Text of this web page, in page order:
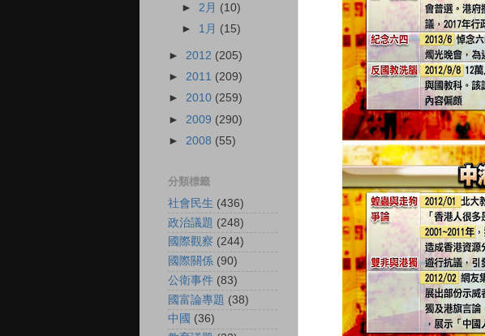
►2月 (10)
► 1月 (15)
► 2012 (205)
► 2011 (209)
► 2010 (259)
► 2009 (290)
► 2008 (55)
分類標籤
社會民生 (436)
政治議題 (248)
國際觀察 (244)
國際關係 (90)
公衛事件 (83)
國富論專題 (38)
中國 (36)